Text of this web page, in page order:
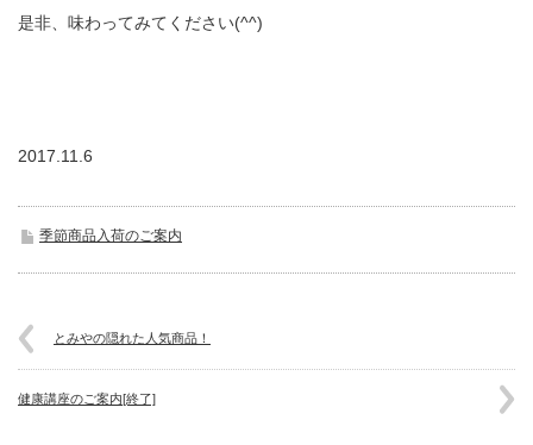
是非、味わってみてください(^^)
2017.11.6
季節商品入荷のご案内
とみやの隠れた人気商品！
健康講座のご案内[終了]